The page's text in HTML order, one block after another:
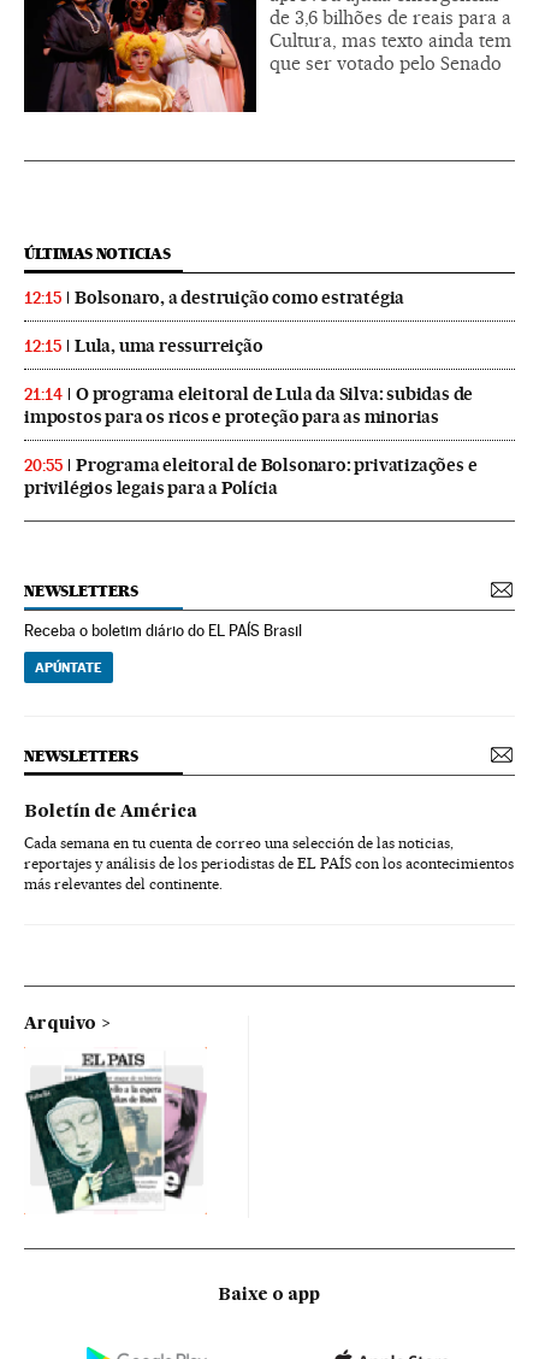
de 3,6 bilhões de reais para a
Cultura, mas texto ainda tem
que ser votado pelo Senado
ÚLTIMAS NOTICIAS
12:15 Bolsonaro, a destruição como estratégia
12:15 Lula, uma ressurreição
21:14
O programa eleitoral de Lula da Silva: subidas de
impostos para os ricos e proteção para as minorias
20:55
Programa eleitoral de Bolsonaro: privatizações e
privilégios legais para a Polícia
NEWSLETTERS
Receba o boletim diário do EL PAÍS Brasil
APÚNTATE
NEWSLETTERS
Boletín de América
Cada semana en tu cuenta de correo una selección de las noticias,
reportajes y análisis de los periodistas de EL PAÍS con los acontecimientos
más relevantes del continente.
Arquivo
Baixe o app